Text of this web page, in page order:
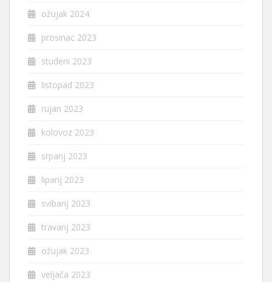
ožujak 2024
prosinac 2023
studeni 2023
listopad 2023
rujan 2023
kolovoz 2023
srpanj 2023
lipanj 2023
svibanj 2023
travanj 2023
ožujak 2023
veljača 2023